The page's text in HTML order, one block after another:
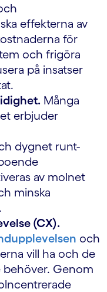
effekterna av
för
och frigöra
på insatser
Många
erbjuder
dygnet runt-
av molnet
minska
(CX).
och
vill ha och de
behöver. Genom